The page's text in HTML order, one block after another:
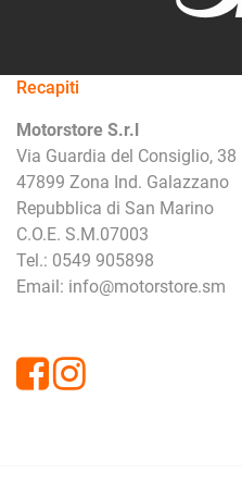
Recapiti
Motorstore S.r.l
Via Guardia del Consiglio, 38
47899 Zona Ind. Galazzano
Repubblica di San Marino
C.O.E. S.M.07003
Tel.: 0549 905898
Email: info@motorstore.sm
FacebookInstagram